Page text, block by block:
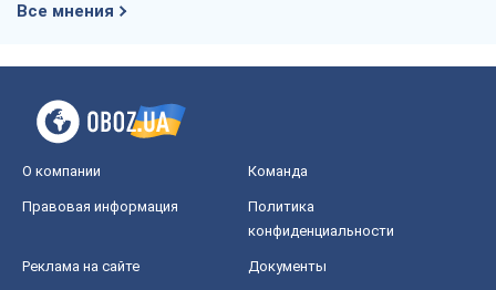
Все мнения
О компании Команда
Правовая информация
Политика
конфиденциальности
Реклама на сайте Документы